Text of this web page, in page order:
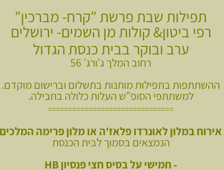
תפילות שבת פרשת "קרח- מברכין"
רפי ביטון& קולות מן השמים- ירושלים
ערב ובוקר בבית כנסת הגדול
רחוב המלך ג'ורג' 56
ההשתתפות בתפילות מותנות בתשלום וברישום מוקדם.
למשתתפי הסופ"ש העלות כלולה בחבילה.
===============================
אירוח במלון לאונרדו פלאז'ה או מלון פרימה המלכים
הנמצאים בסמוך לבית הכנסת
- חמישי על בסיס חצי פנסיון HB